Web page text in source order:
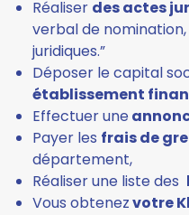
Réaliser des actes
verbal de
juridiques.”
Déposer le capital
établissement
Effectuer une
Payer les frais de
département,
Réaliser une liste des
Vous obtenezvotre